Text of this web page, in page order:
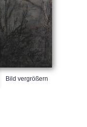
Bild vergrößern